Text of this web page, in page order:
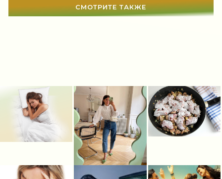
СМОТРИТЕ ТАКЖЕ